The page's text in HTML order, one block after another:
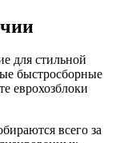
для стильной
быстросборные
еврохозблоки
всего за